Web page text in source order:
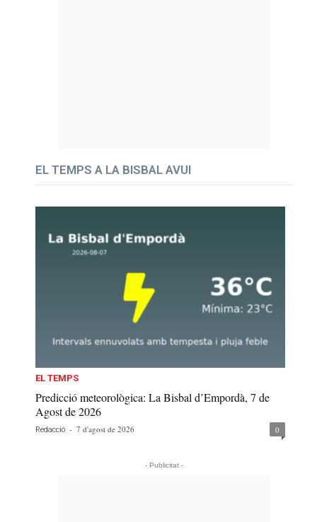
EL TEMPS A LA BISBAL AVUI
EL TEMPS
Predicció meteorològica: La Bisbal d’Empordà, 7 de
Agost de 2026
Redacció - 7 d'agost de 2026 0
- Publicitat -